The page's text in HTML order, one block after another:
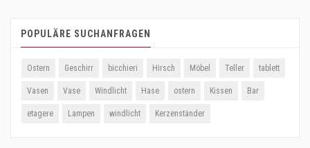
POPULÄRE SUCHANFRAGEN
Ostern Geschirr bicchieri Hirsch Möbel Teller tablett
Vasen Vase Windlicht Hase ostern Kissen Bar
etagere Lampen windlicht Kerzenständer